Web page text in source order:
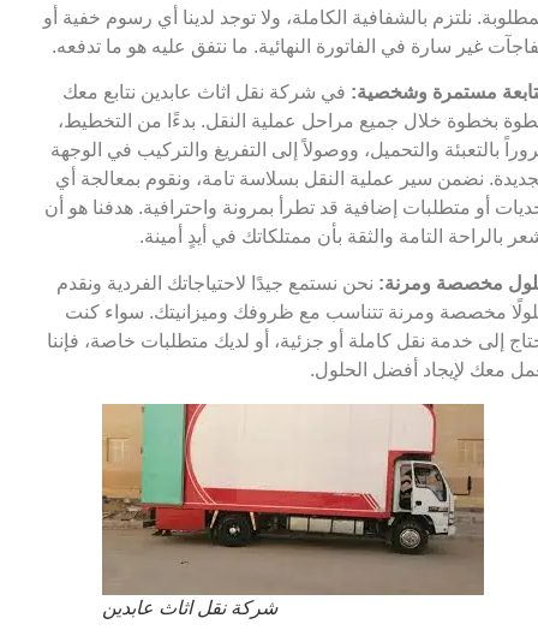
نلتزم بالشفافية الكاملة، ولا توجد لدينا أي رسوم خفية أو
غير سارة في الفاتورة النهائية. ما نتفق عليه هو ما تدفعه.
مستمرة وشخصية: في شركة نقل اثاث عابدين نتابع معك
بخطوة خلال جميع مراحل عملية النقل. بدءًا من التخطيط،
بالتعبئة والتحميل، ووصولاً إلى التفريغ والتركيب في الوجهة
نضمن سير عملية النقل بسلاسة تامة، ونقوم بمعالجة أي
أو متطلبات إضافية قد تطرأ بمرونة واحترافية. هدفنا هو أن
بالراحة التامة والثقة بأن ممتلكاتك في أيدٍ أمينة.
مخصصة ومرنة: نحن نستمع جيدًا لاحتياجاتك الفردية ونقدم
مخصصة ومرنة تتناسب مع ظروفك وميزانيتك. سواء كنت
إلى خدمة نقل كاملة أو جزئية، أو لديك متطلبات خاصة، فإننا
معك لإيجاد أفضل الحلول.
شركة نقل اثاث عابدين